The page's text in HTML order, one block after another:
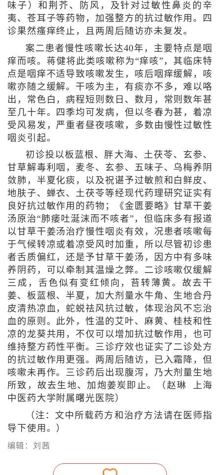
味子）和荆芥、防风，及针对过敏性鼻炎的辛
夷、苍耳子等药物，加强整方的抗过敏作用。四
诊果然瘙痒终止，且两周后随访亦未复发。
案二患者慢性咳嗽长达40年，主要特点是咽
痒而咳。蒋健将此类咳嗽称为“痒咳”，其临床特
点是咽痒不适导致咳嗽发生，咳后咽痒缓解，咳
嗽亦随之缓解。干咳为主，有痰亦不多，难以咯
出，常色白，病程短则数日、数月，常则数年甚
至几十年。四季均可发病，但以冬春为甚，着凉
受风易发，严重者昼夜咳嗽，多数由慢性过敏性
咽炎引起。
初诊投以板蓝根、胖大海、土茯苓、玄参、
甘草解毒利咽，麦冬、玄参、五味子、乌梅养阴
敛肺，半夏化痰，以及祝谌予过敏煎和白鲜皮、
地肤子、蝉衣、土茯苓等经现代药理研究证实有
良好抗过敏作用的药物；《金匮要略》甘草干姜
汤原治“肺痿吐涎沫而不咳者”，但临床多有报道
以甘草干姜汤治疗慢性咽炎有效，况患者咳嗽每
于气候转凉或着凉受风时加重，所以尽管初诊患
者舌质偏红，还是予甘草干姜汤，因方中有多味
养阴药，可以牵制其温燥之弊。二诊咳嗽仅缓解
三成，舌色似有变红倾向，苔转薄黄。故去干
姜、板蓝根、半夏，加大剂量水牛角、生地合丹
皮清热凉血，蛇蜕祛风抗过敏，体现治风不忘治
血的原则。此外，性温的艾叶、麻黄、桂枝和性
凉的龙葵共用，不仅可以增加抗过敏作用，也可
维持整方药性平衡。三诊疗效也证实了二诊处方
的抗过敏作用更强。两周后随访，已入霜降，但
咳嗽未再作。三诊药后出现腹泻，乃大剂量生地
所致，故去生地、加炮姜炭即止。（赵琳 上海
中医药大学附属曙光医院）
（注：文中所载药方和治疗方法请在医师指
导下使用。）
编辑：刘茜